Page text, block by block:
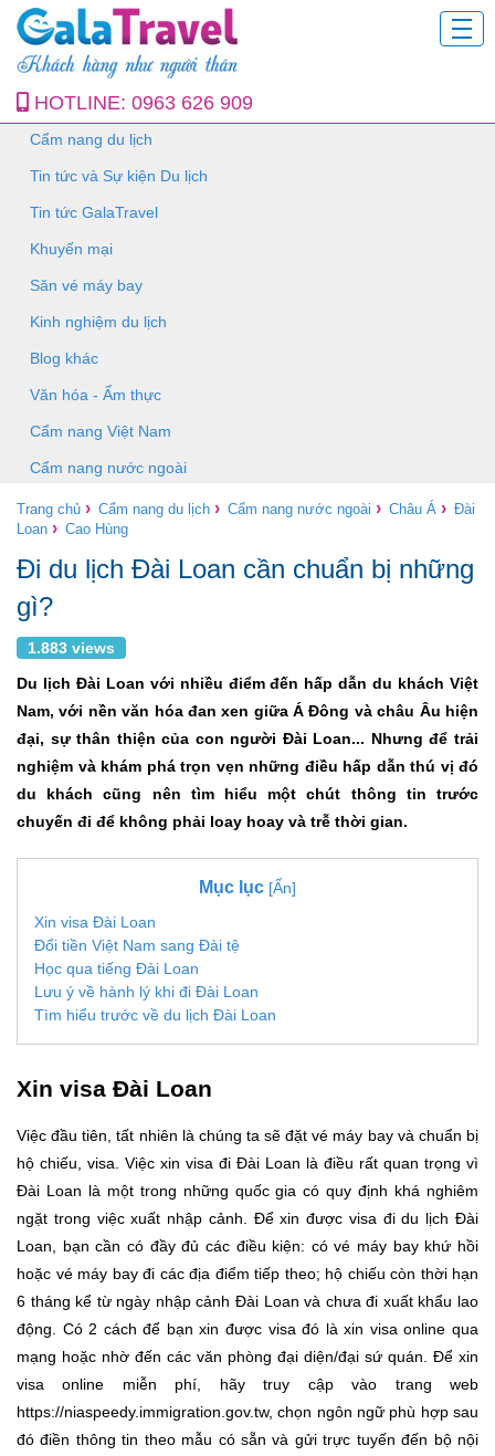
HOTLINE: 0963 626 909
Cẩm nang du lịch
Tin tức và Sự kiện Du lịch
Tin tức GalaTravel
Khuyến mại
Săn vé máy bay
Kinh nghiệm du lịch
Blog khác
Văn hóa - Ẩm thực
Cẩm nang Việt Nam
Cẩm nang nước ngoài
Trang chủ › Cẩm nang du lịch › Cẩm nang nước ngoài › Châu Á › Đài
Loan › Cao Hùng
Đi du lịch Đài Loan cần chuẩn bị những
gì?
1.883 views
Du lịch Đài Loan với nhiều điểm đến hấp dẫn du khách Việt
Nam, với nền văn hóa đan xen giữa Á Đông và châu Âu hiện
đại, sự thân thiện của con người Đài Loan... Nhưng để trải
nghiệm và khám phá trọn vẹn những điều hấp dẫn thú vị đó
du khách cũng nên tìm hiểu một chút thông tin trước
chuyến đi để không phải loay hoay và trễ thời gian.
Mục lục [Ẩn]
Xin visa Đài Loan
Đổi tiền Việt Nam sang Đài tệ
Học qua tiếng Đài Loan
Lưu ý về hành lý khi đi Đài Loan
Tìm hiểu trước về du lịch Đài Loan
Xin visa Đài Loan
Việc đầu tiên, tất nhiên là chúng ta sẽ đặt vé máy bay và chuẩn bị
hộ chiếu, visa. Việc xin visa đi Đài Loan là điều rất quan trọng vì
Đài Loan là một trong những quốc gia có quy định khá nghiêm
ngặt trong việc xuất nhập cảnh. Để xin được visa đi du lịch Đài
Loan, bạn cần có đầy đủ các điều kiện: có vé máy bay khứ hồi
hoặc vé máy bay đi các địa điểm tiếp theo; hộ chiếu còn thời hạn
6 tháng kể từ ngày nhập cảnh Đài Loan và chưa đi xuất khẩu lao
động. Có 2 cách để bạn xin được visa đó là xin visa online qua
mạng hoặc nhờ đến các văn phòng đại diện/đại sứ quán. Để xin
visa online miễn phí, hãy truy cập vào trang web
https://niaspeedy.immigration.gov.tw, chọn ngôn ngữ phù hợp sau
đó điền thông tin theo mẫu có sẵn và gửi trực tuyến đến bộ nội